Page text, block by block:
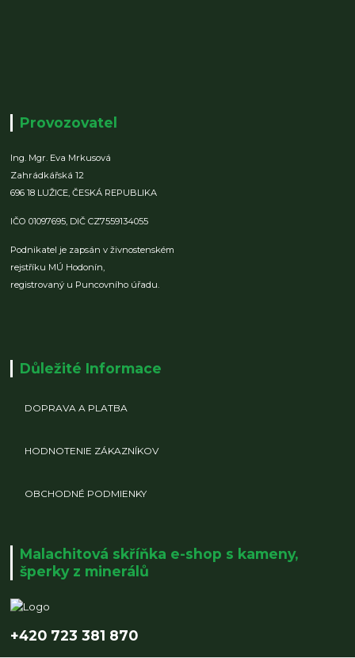
Provozovatel
Ing. Mgr. Eva Mrkusová
Zahrádkářská 12
696 18 LUŽICE,ČESKÁ REPUBLIKA
IČO 01097695, DIČ CZ7559134055
Podnikatel je zapsán v živnostenském
rejstříku MÚ Hodonín,
registrovaný u Puncovního úřadu.
Důležité Informace
DOPRAVA A PLATBA
HODNOTENIE ZÁKAZNÍKOV
OBCHODNÉ PODMIENKY
Malachitová skříňka e-shop s kameny,
šperky z minerálů
+420 723 381 870